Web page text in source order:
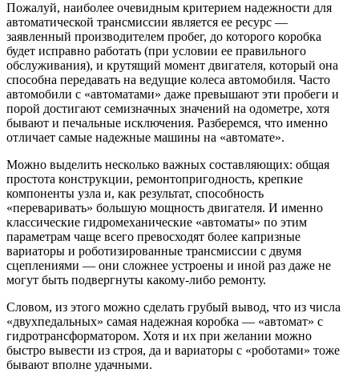
Пожалуй, наиболее очевидным критерием надежности для
автоматической трансмиссии является ее ресурс —
заявленный производителем пробег, до которого коробка
будет исправно работать (при условии ее правильного
обслуживания), и крутящий момент двигателя, который она
способна передавать на ведущие колеса автомобиля. Часто
автомобили с «автоматами» даже превышают эти пробеги и
порой достигают семизначных значений на одометре, хотя
бывают и печальные исключения. Разберемся, что именно
отличает самые надежные машины на «автомате».
Можно выделить несколько важных составляющих: общая
простота конструкции, ремонтопригодность, крепкие
компоненты узла и, как результат, способность
«переваривать» большую мощность двигателя. И именно
классические гидромеханические «автоматы» по этим
параметрам чаще всего превосходят более капризные
вариаторы и роботизированные трансмиссии с двумя
сцеплениями — они сложнее устроены и иной раз даже не
могут быть подвергнуты какому-либо ремонту.
Словом, из этого можно сделать грубый вывод, что из числа
«двухпедальных» самая надежная коробка — «автомат» с
гидротрансформатором. Хотя и их при желании можно
быстро вывести из строя, да и вариаторы с «роботами» тоже
бывают вполне удачными.